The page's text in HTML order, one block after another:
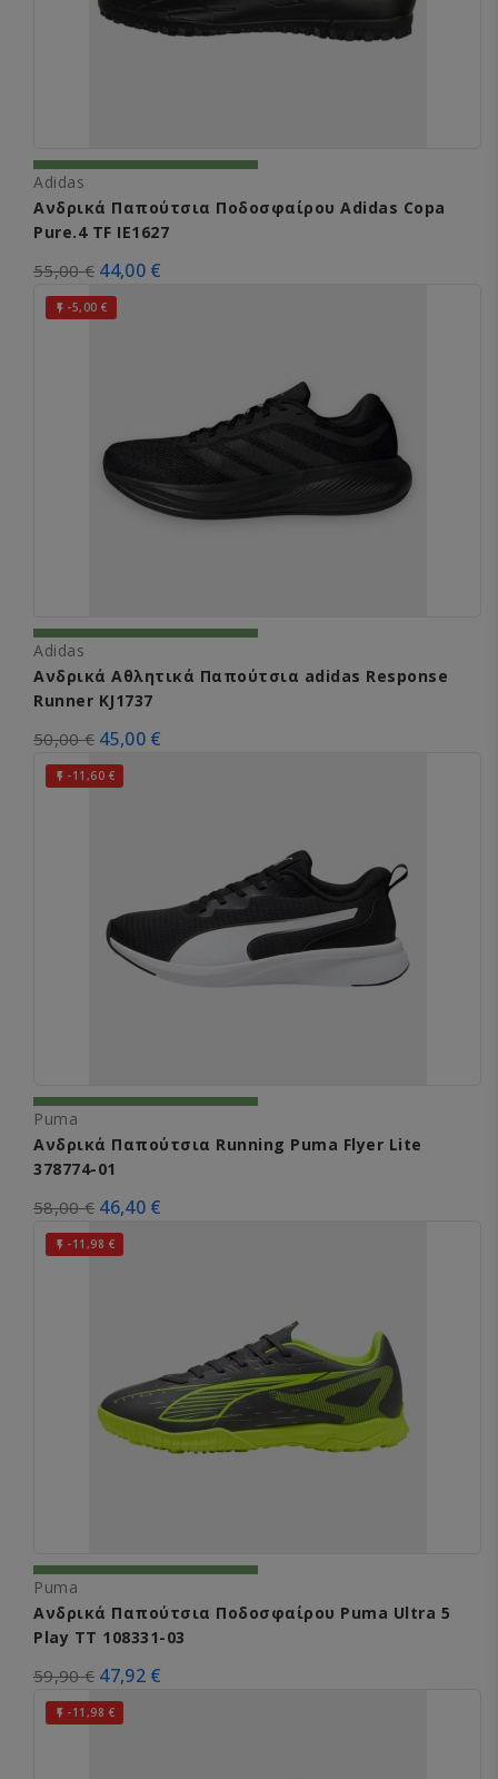
Adidas
Ανδρικά Παπούτσια Ποδοσφαίρου Adidas Copa
Pure.4 TF IE1627
55,00 € 44,00 €
 -5,00 €
Adidas
Ανδρικά Αθλητικά Παπούτσια adidas Response
Runner KJ1737
50,00 € 45,00 €
 -11,60 €
Puma
Ανδρικά Παπούτσια Running Puma Flyer Lite
378774-01
58,00 € 46,40 €
 -11,98 €
Puma
Ανδρικά Παπούτσια Ποδοσφαίρου Puma Ultra 5
Play TT 108331-03
59,90 € 47,92 €
 -11,98 €